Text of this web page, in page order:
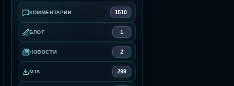
КОММЕНТАРИИ 1510
БЛОГ 1
НОВОСТИ 2
MTA 299